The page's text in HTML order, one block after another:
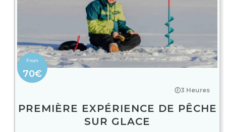
70€
🕖3 Heures
PREMIÈRE EXPÉRIENCE DE PÊCHE
SUR GLACE